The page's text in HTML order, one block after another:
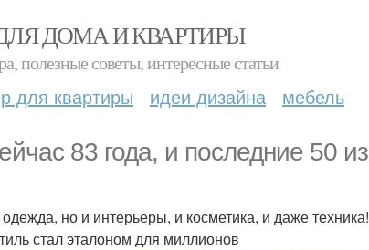
ДОМА И КВАРТИРЫ
полезные советы, интересные статьи
для квартиры идеи дизайна мебель
83 года, и последние 50
но и интерьеры, и косметика, и даже
стал эталоном для миллионов